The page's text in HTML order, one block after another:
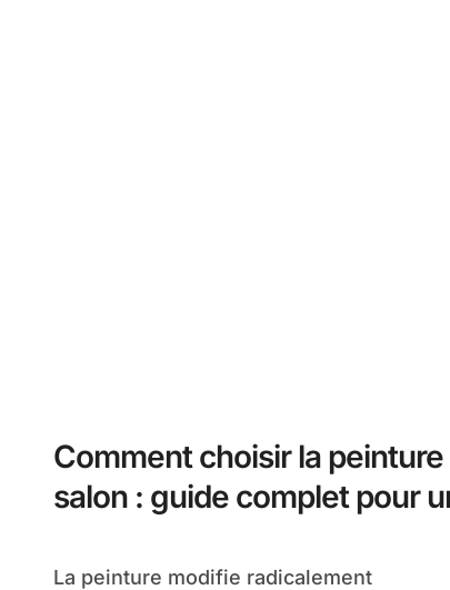
Comment choisir la peinture
salon : guide complet pour
La peinture modifie radicalement